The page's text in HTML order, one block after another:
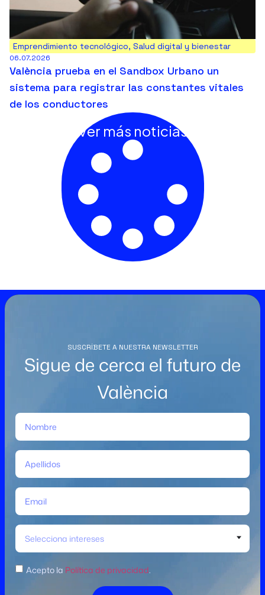
Emprendimiento tecnológico, Salud digital y bienestar
06.07.2026
València prueba en el Sandbox Urbano un
sistema para registrar las constantes vitales
de los conductores
Ver más noticias
SUSCRÍBETE A NUESTRA NEWSLETTER
Sigue de cerca el futuro de
València
Selecciona intereses
Acepto la Política de privacidad.